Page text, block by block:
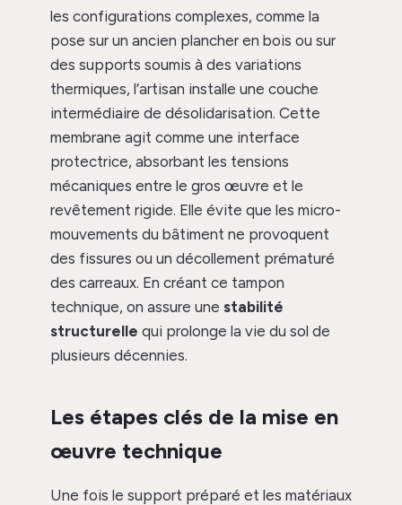
les configurations complexes, comme la
pose sur un ancien plancher en bois ou sur
des supports soumis à des variations
thermiques, l’artisan installe une couche
intermédiaire de désolidarisation. Cette
membrane agit comme une interface
protectrice, absorbant les tensions
mécaniques entre le gros œuvre et le
revêtement rigide. Elle évite que les micro-
mouvements du bâtiment ne provoquent
des fissures ou un décollement prématuré
des carreaux. En créant ce tampon
technique, on assure une stabilité
structurelle qui prolonge la vie du sol de
plusieurs décennies.
Les étapes clés de la mise en
œuvre technique
Une fois le support préparé et les matériaux